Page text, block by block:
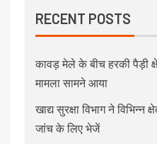
RECENT POSTS
कावड़ मेले के बीच हरकी पैड़ी
मामला सामने आया
खाद्य सुरक्षा विभाग ने विभिन्न
जांच के लिए भेजें